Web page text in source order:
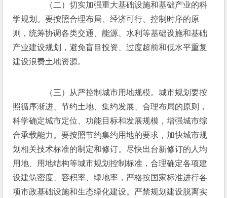
（二）切实加强重大基础设施和基础产业的科
学规划。要按照合理布局、经济可行、控制时序的原
则，统筹协调各类交通、能源、水利等基础设施和基础
产业建设规划，避免盲目投资、过度超前和低水平重复
建设浪费土地资源。
（三）从严控制城市用地规模。城市规划要按
照循序渐进、节约土地、集约发展、合理布局的原则，
科学确定城市定位、功能目标和发展规模，增强城市综
合承载能力。要按照节约集约用地的要求，加快城市规
划相关技术标准的制定和修订。尽快出台新修订的人均
用地、用地结构等城市规划控制标准，合理确定各项建
设建筑密度、容积率、绿地率，严格按国家标准进行各
项市政基础设施和生态绿化建设。严禁规划建设脱离实